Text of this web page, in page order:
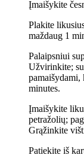
Įmaišykite
Plakite
maždaug 1
Palaipsniui
Užvirinkite;
pamaišydami,
minutes.
Įmaišykite
petražolių;
Grąžinkite
Patiekite iš